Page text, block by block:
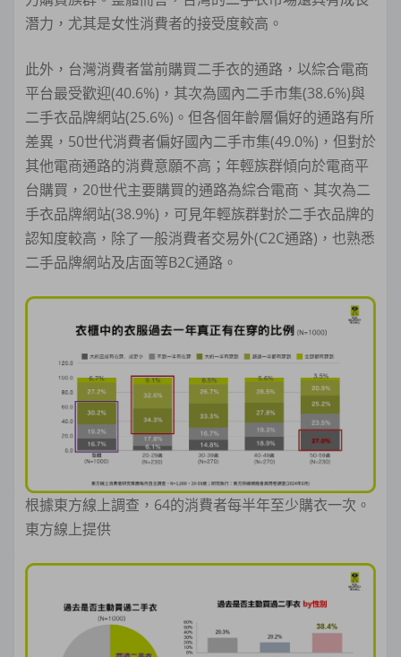
潛力，尤其是女性消費者的接受度較高。
此外，台灣消費者當前購買二手衣的通路，以綜合電商
平台最受歡迎(40.6%)，其次為國內二手市集(38.6%)與
二手衣品牌網站(25.6%)。但各個年齡層偏好的通路有所
差異，50世代消費者偏好國內二手市集(49.0%)，但對於
其他電商通路的消費意願不高；年輕族群傾向於電商平
台購買，20世代主要購買的通路為綜合電商、其次為二
手衣品牌網站(38.9%)，可見年輕族群對於二手衣品牌的
認知度較高，除了一般消費者交易外(C2C通路)，也熟悉
二手品牌網站及店面等B2C通路。
根據東方線上調查，64的消費者每半年至少購衣一次。
東方線上提供